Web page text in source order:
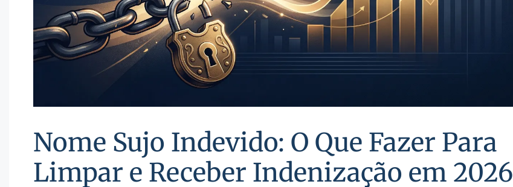
Nome Sujo Indevido: O Que Fazer Para
Limpar e Receber Indenização em 2026